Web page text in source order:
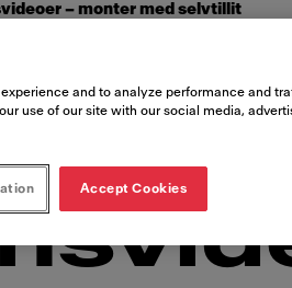
– monter med selvtillit
and to analyze performance and
use of our site with our social media,
Accept Cookies